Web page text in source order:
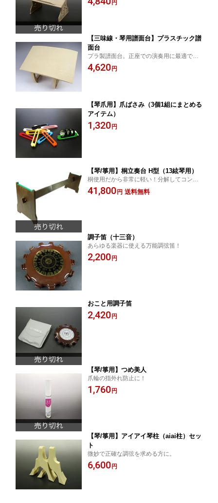
円
【三味線・琴用譜面台】プラスチック譜
面台
プラ製譜面台。正座での演奏用に最適で
す！
4,620 円
【琴爪用】爪ばさみ（3個1組にまとめる
アイテム）
1,320 円
【琴/箏用】桐立奏台 H型（13絃琴用）
桐使用だから非常に軽い！分解してコンパ
クトに収納可能！
41,800 円 送料無料
調子笛（十三音）
あらゆる楽器に使える万能調弦笛！
2,200 円
おこと用調子笛
2,420 円
【琴/箏用】つめ美人
爪輪の指外れ防止に！
1,760 円
【琴/箏用】アイアイ琴柱（aiai柱）セッ
ト
微妙で正確な調弦を求める方に。
6,600 円